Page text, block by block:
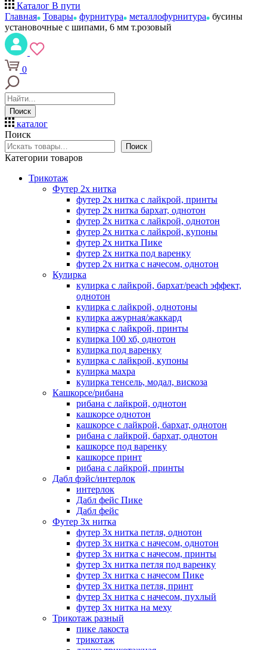
Каталог В пути
Главная Товары фурнитура металлофурнитура
бусины
установочные с шипами, 6 мм т.розовый
0
Поиск
каталог
Поиск
Поиск
Категории товаров
Трикотаж
Футер 2х нитка
футер 2х нитка с лайкрой, принты
футер 2х нитка бархат, однотон
футер 2х нитка с лайкрой, однотон
футер 2х нитка с лайкрой, купоны
футер 2х нитка Пике
футер 2х нитка под варенку
футер 2х нитка с начесом, однотон
Кулирка
кулирка с лайкрой, бархат/peach эффект,
однотон
кулирка с лайкрой, однотоны
кулирка ажурная/жаккард
кулирка с лайкрой, принты
кулирка 100 хб, однотон
кулирка под варенку
кулирка с лайкрой, купоны
кулирка махра
кулирка тенсель, модал, вискоза
Кашкорсе/рибана
рибана с лайкрой, однотон
кашкорсе однотон
кашкорсе с лайкрой, бархат, однотон
рибана с лайкрой, бархат, однотон
кашкорсе под варенку
кашкорсе принт
рибана с лайкрой, принты
Дабл фэйс/интерлок
интерлок
Дабл фейс Пике
Дабл фейс
Футер 3х нитка
футер 3х нитка петля, однотон
футер 3х нитка с начесом, однотон
футер 3х нитка с начесом, принты
футер 3х нитка петля под варенку
футер 3х нитка с начесом Пике
футер 3х нитка петля, принт
футер 3х нитка с начесом, пухлый
футер 3х нитка на меху
Трикотаж разный
пике лакоста
трикотаж